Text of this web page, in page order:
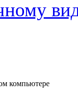
компьютере